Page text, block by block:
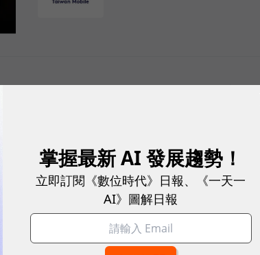
工作、娛樂、生活不可或缺
讓其在人潮聚集、高速移動或
因如此，衡量「好網路」的標
能穩定連線的使用體驗。
公布的評比結果。今年初，
全台 No.1 」國際級榮譽，在
掌握最新 AI 發展趨勢！
立即訂閱《數位時代》日報、《一天一
AI》圖解日報